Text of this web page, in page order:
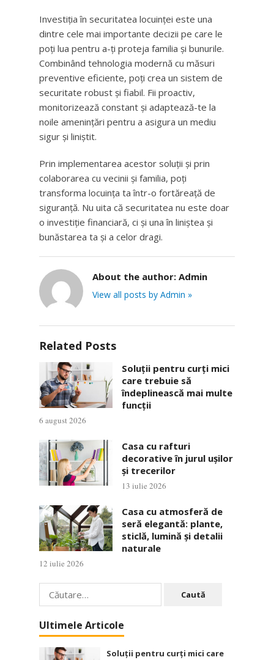
Investiția în securitatea locuinței este una
dintre cele mai importante decizii pe care le
poți lua pentru a-ți proteja familia și bunurile.
Combinând tehnologia modernă cu măsuri
preventive eficiente, poți crea un sistem de
securitate robust și fiabil. Fii proactiv,
monitorizează constant și adaptează-te la
noile amenințări pentru a asigura un mediu
sigur și liniștit.
Prin implementarea acestor soluții și prin
colaborarea cu vecinii și familia, poți
transforma locuința ta într-o fortăreață de
siguranță. Nu uita că securitatea nu este doar
o investiție financiară, ci și una în liniștea și
bunăstarea ta și a celor dragi.
About the author: Admin
View all posts by Admin »
Related Posts
Soluții pentru curți mici
care trebuie să
îndeplinească mai multe
funcții
6 august 2026
Casa cu rafturi
decorative în jurul ușilor
și trecerilor
13 iulie 2026
Casa cu atmosferă de
seră elegantă: plante,
sticlă, lumină și detalii
naturale
12 iulie 2026
Caută
după:
Ultimele Articole
Soluții pentru curți mici care